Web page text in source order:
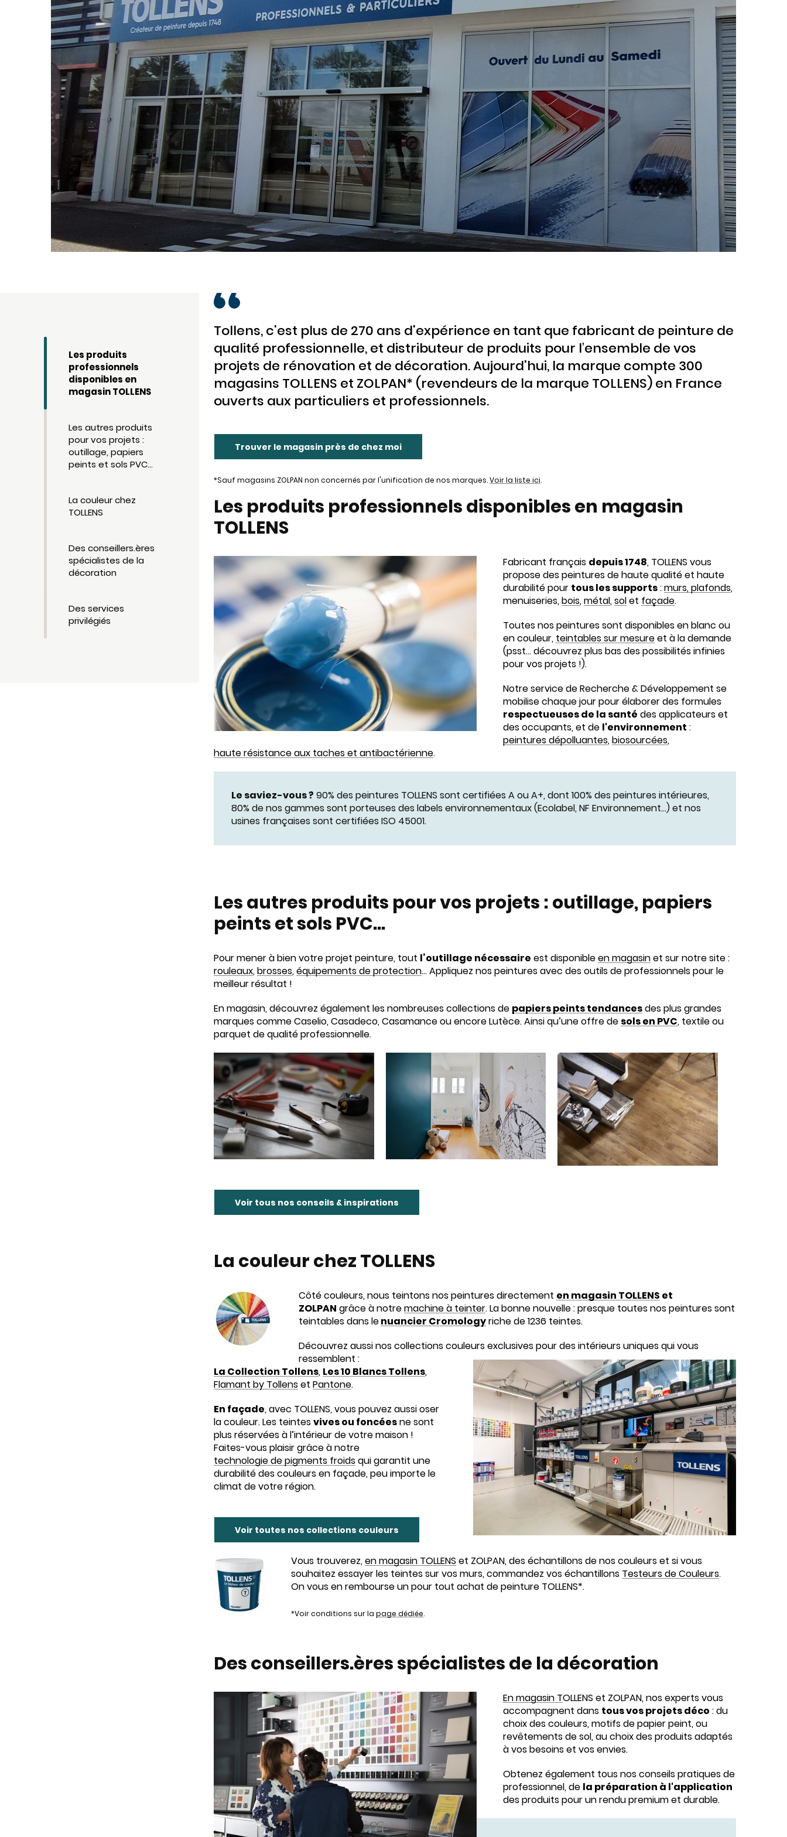
Les produits
professionnels
disponibles en
magasin TOLLENS
Les autres produits
pour vos projets :
outillage, papiers
peints et sols PVC…
La couleur chez
TOLLENS
Des conseillers.ères
spécialistes de la
décoration
Des services
privilégiés
Tollens, c'est plus de 270 ans d'expérience en tant que fabricant de peinture de
qualité professionnelle, et distributeur de produits pour l’ensemble de vos
projets de rénovation et de décoration. Aujourd'hui, la marque compte 300
magasins TOLLENS et ZOLPAN* (revendeurs de la marque TOLLENS) en France
ouverts aux particuliers et professionnels.
Trouver le magasin près de chez moi
*Sauf magasins ZOLPAN non concernés par l'unification de nos marques.Voir la liste ici.
Les produits professionnels disponibles en magasin
TOLLENS
Fabricant français depuis 1748, TOLLENS vous
propose des peintures de haute qualité et haute
durabilité pour tous les supports:murs, plafonds,
menuiseries,bois,métal,solet façade.
Toutes nos peintures sont disponibles en blanc ou
en couleur, teintables sur mesureet à la demande
(psst… découvrez plus bas des possibilités infinies
pour vos projets !).
Notre service de Recherche & Développement se
mobilise chaque jour pour élaborer des formules
respectueuses de la santé des applicateurs et
des occupants, et de l'environnement :
peintures dépolluantes,biosourcées,
haute résistance aux taches et antibactérienne.
Le saviez-vous ? 90% des peintures TOLLENS sont certifiées A ou A+, dont 100% des peintures intérieures,
80% de nos gammes sont porteuses des labels environnementaux (Ecolabel, NF Environnement…) et nos
usines françaises sont certifiées ISO 45001.
Les autres produits pour vos projets : outillage, papiers
peints et sols PVC…
Pour mener à bien votre projet peinture, tout l’outillage nécessaire est disponibleen magasinet sur notre site :
rouleaux,brosses,équipements de protection… Appliquez nos peintures avec des outils de professionnels pour le
meilleur résultat !
En magasin, découvrez également les nombreuses collections de papiers peints tendancesdes plus grandes
marques comme Caselio, Casadeco, Casamance ou encore Lutèce. Ainsi qu’une offre de sols en PVC, textile ou
parquet de qualité professionnelle.
Voir tous nos conseils & inspirations
La couleur chez TOLLENS
Côté couleurs, nous teintons nos peintures directement en magasin TOLLENS et
ZOLPAN grâce à notremachine à teinter. La bonne nouvelle : presque toutes nos peintures sont
teintables dans lenuancier Cromologyriche de 1236 teintes.
Découvrez aussi nos collections couleurs exclusives pour des intérieurs uniques qui vous
ressemblent :
La Collection Tollens, Les 10 Blancs Tollens,
Flamant by Tollenset Pantone.
En façade, avec TOLLENS, vous pouvez aussi oser
la couleur. Les teintesvives ou foncéesne sont
plus réservées à l’intérieur de votre maison !
Faites-vous plaisir grâce à notre
technologie de pigments froidsqui garantit une
durabilité des couleurs en façade, peu importe le
climat de votre région.
Voir toutes nos collections couleurs
Vous trouverez,en magasin TOLLENS et ZOLPAN, des échantillons de nos couleurs et si vous
souhaitez essayer les teintes sur vos murs, commandez vos échantillons Testeurs de Couleurs.
On vous en rembourse un pour tout achat de peinture TOLLENS*.
*Voir conditions sur la page dédiée.
Des conseillers.ères spécialistes de la décoration
En magasin TOLLENS et ZOLPAN, nos experts vous
accompagnent dans tous vos projets déco : du
choix des couleurs, motifs de papier peint, ou
revêtements de sol, au choix des produits adaptés
à vos besoins et vos envies.
Obtenez également tous nos conseils pratiques de
professionnel, de la préparation à l'application
des produits pour un rendu premium et durable.